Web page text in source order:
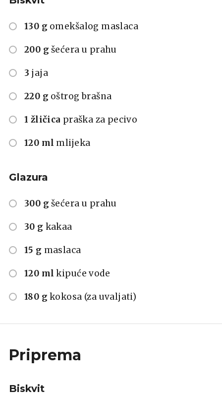
130 g omekšalog maslaca
200 g šećera u prahu
3 jaja
220 g oštrog brašna
1 žličica praška za pecivo
120 ml mlijeka
Glazura
300 g šećera u prahu
30 g kakaa
15 g maslaca
120 ml kipuće vode
180 g kokosa (za uvaljati)
Priprema
Biskvit